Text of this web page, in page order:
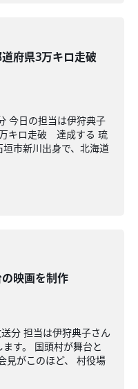
府県3万キロ走破
日の担当は伊狩典子
キロ走破 達成する 琉
市新川出身で、北海道
映画を制作
分 担当は伊狩典子さん
す。 国頭村が舞台と
見がこのほど、 村役場